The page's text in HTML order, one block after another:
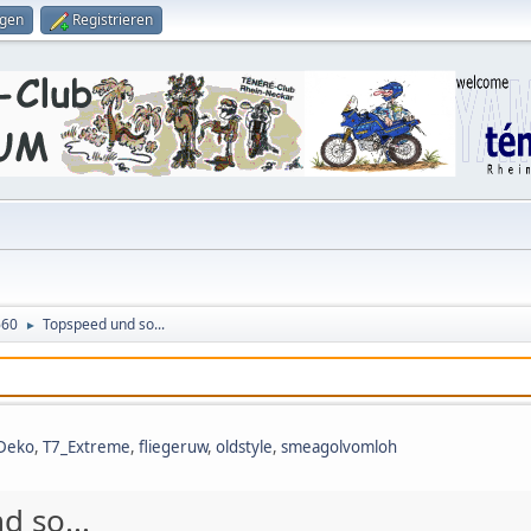
Registrieren
► Topspeed und so...
, T7_Extreme, fliegeruw, oldstyle, smeagolvomloh
so...